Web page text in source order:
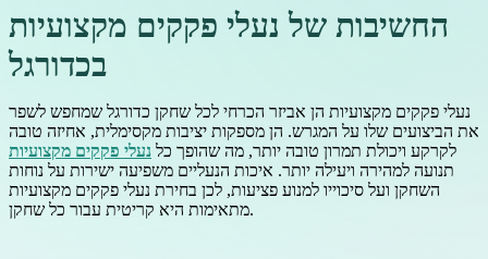
החשיבות של נעלי פקקים מקצועיות
בכדורגל
נעלי פקקים מקצועיות הן אביזר הכרחי לכל שחקן כדורגל שמחפש לשפר
את הביצועים שלו על המגרש. הן מספקות יציבות מקסימלית, אחיזה טובה
לקרקע ויכולת תמרון טובה יותר, מה שהופך כל נעלי פקקים מקצועיות
תנועה למהירה ויעילה יותר. איכות הנעליים משפיעה ישירות על נוחות
השחקן ועל סיכוייו למנוע פציעות, לכן בחירת נעלי פקקים מקצועיות
מתאימות היא קריטית עבור כל שחקן.